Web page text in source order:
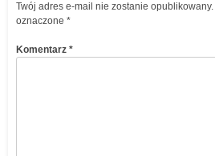
Twój adres e-mail nie zostanie opublikowany.
oznaczone *
Komentarz *